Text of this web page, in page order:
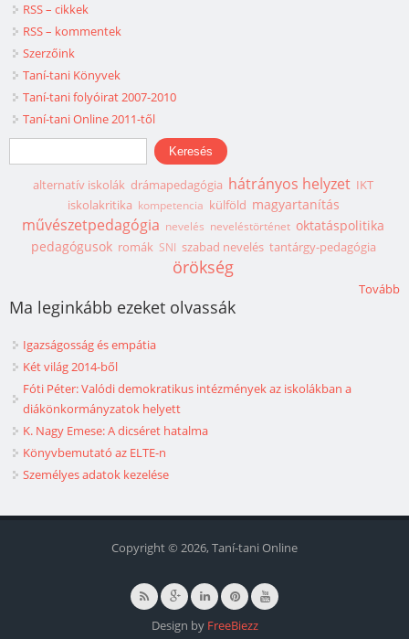
RSS – cikkek
RSS – kommentek
Szerzőink
Taní-tani Könyvek
Taní-tani folyóirat 2007-2010
Taní-tani Online 2011-től
Keresés űrlap
Keresés
alternatív iskolák drámapedagógia hátrányos helyzet IKT
iskolakritika kompetencia külföld magyartanítás
művészetpedagógia nevelés neveléstörténet oktatáspolitika
pedagógusok romák SNI szabad nevelés tantárgy-pedagógia
örökség
Tovább
Ma leginkább ezeket olvassák
Igazságosság és empátia
Két világ 2014-ből
Fóti Péter: Valódi demokratikus intézmények az iskolákban a
diákönkormányzatok helyett
K. Nagy Emese: A dicséret hatalma
Könyvbemutató az ELTE-n
Személyes adatok kezelése
Copyright © 2026, Taní-tani Online
Design by FreeBiezz